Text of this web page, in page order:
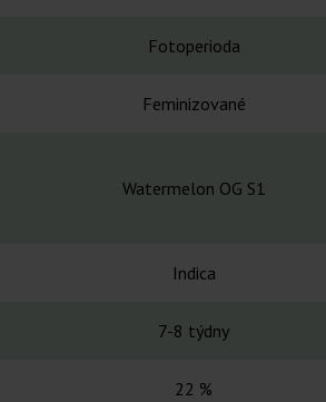
Fotoperioda
Feminizované
Watermelon OG S1
Indica
7-8 týdny
22 %